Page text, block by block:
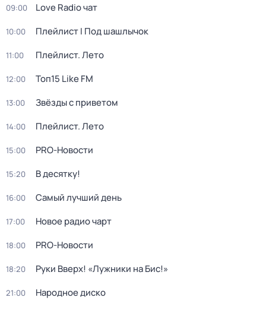
09:00 Love Radio чат
10:00 Плейлист I Под шашлычок
11:00 Плейлист. Лето
12:00 Топ15 Like FM
13:00 Звёзды с приветом
14:00 Плейлист. Лето
15:00 PRO-Новости
15:20 В десятку!
16:00 Самый лучший день
17:00 Новое радио чарт
18:00 PRO-Новости
18:20 Руки Вверх! «Лужники на Бис!»
21:00 Народное диско